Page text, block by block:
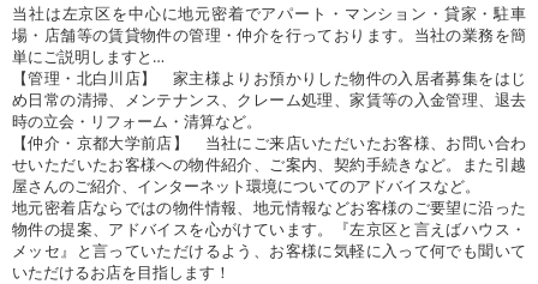
当社は左京区を中心に地元密着でアパート・マンション・貸家・駐車
場・店舗等の賃貸物件の管理・仲介を行っております。当社の業務を簡
単にご説明しますと…
【管理・北白川店】 家主様よりお預かりした物件の入居者募集をはじ
め日常の清掃、メンテナンス、クレーム処理、家賃等の入金管理、退去
時の立会・リフォーム・清算など。
【仲介・京都大学前店】 当社にご来店いただいたお客様、お問い合わ
せいただいたお客様への物件紹介、ご案内、契約手続きなど。また引越
屋さんのご紹介、インターネット環境についてのアドバイスなど。
地元密着店ならではの物件情報、地元情報などお客様のご要望に沿った
物件の提案、アドバイスを心がけています。『左京区と言えばハウス・
メッセ』と言っていただけるよう、お客様に気軽に入って何でも聞いて
いただけるお店を目指します！